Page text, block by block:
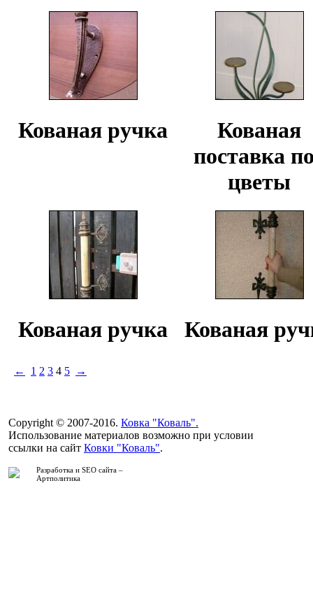
Кованая ручка
Кованая
поставка
цветы
Кованая ручка Кованая
← 1 2 3 4 5 →
Copyright © 2007-2016. Ковка "Коваль".
Использование материалов возможно при условии
ссылки на сайт Ковки "Коваль".
Разработка и SEO сайта –
Артполитика